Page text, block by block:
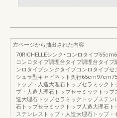
左ページから抽出された内容
70RICHELLEシンク･コンロタイプ
コンロタイプ調理台タイプ調理台タイプ
ンロタイプシンクタイプコンロタイプセ
シュラ型キャビネット奥行
トップ・人造大理石トップセラミックト
プ・人造大理石トップセラミックトップ
造大理石トップセラミックトップステン
石トップセラミックトップ人造大理石ト
ステンレストップ・人造大理石トップ・